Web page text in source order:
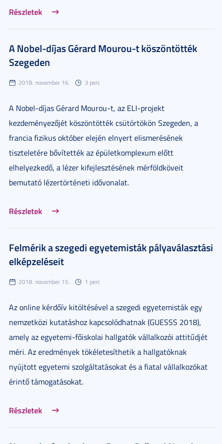
Részletek
A Nobel-díjas Gérard Mourou-t köszöntötték
Szegeden
2018. november 16. 3 perc
A Nobel-díjas Gérard Mourou-t, az ELI-projekt
kezdeményezőjét köszöntötték csütörtökön Szegeden, a
francia fizikus október elején elnyert elismerésének
tiszteletére bővítették az épületkomplexum előtt
elhelyezkedő, a lézer kifejlesztésének mérföldköveit
bemutató lézertörténeti idővonalat.
Részletek
Felmérik a szegedi egyetemisták pályaválasztási
elképzeléseit
2018. november 15. 1 perc
Az online kérdőív kitöltésével a szegedi egyetemisták egy
nemzetközi kutatáshoz kapcsolódhatnak (GUESSS 2018),
amely az egyetemi-főiskolai hallgatók vállalkozói attitűdjét
méri. Az eredmények tökéletesíthetik a hallgatóknak
nyújtott egyetemi szolgáltatásokat és a fiatal vállalkozókat
érintő támogatásokat.
Részletek